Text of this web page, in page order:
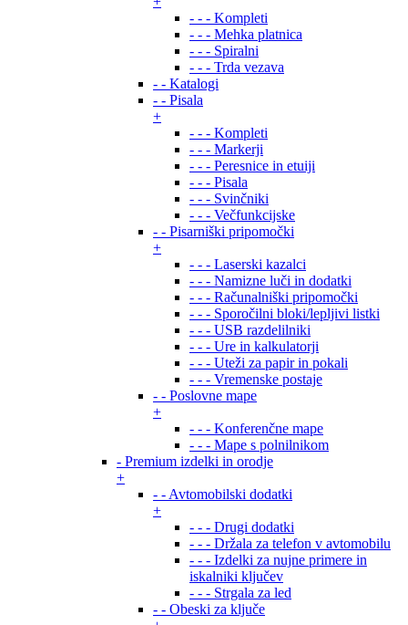
- - - Kompleti
- - - Mehka platnica
- - - Spiralni
- - - Trda vezava
- - Katalogi
- - Pisala
+
- - - Kompleti
- - - Markerji
- - - Peresnice in etuiji
- - - Pisala
- - - Svinčniki
- - - Večfunkcijske
- - Pisarniški pripomočki
+
- - - Laserski kazalci
- - - Namizne luči in dodatki
- - - Računalniški pripomočki
- - - Sporočilni bloki/lepljivi listki
- - - USB razdelilniki
- - - Ure in kalkulatorji
- - - Uteži za papir in pokali
- - - Vremenske postaje
- - Poslovne mape
+
- - - Konferenčne mape
- - - Mape s polnilnikom
- Premium izdelki in orodje
+
- - Avtomobilski dodatki
+
- - - Drugi dodatki
- - - Držala za telefon v avtomobilu
- - - Izdelki za nujne primere in
iskalniki ključev
- - - Strgala za led
- - Obeski za ključe